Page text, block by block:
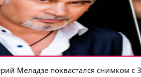
Меладзе похвастался снимком с